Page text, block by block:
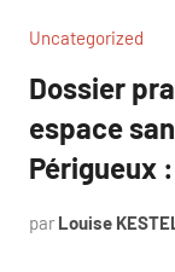
Uncategorized
Dossier
espace
Périgueux
par Louise